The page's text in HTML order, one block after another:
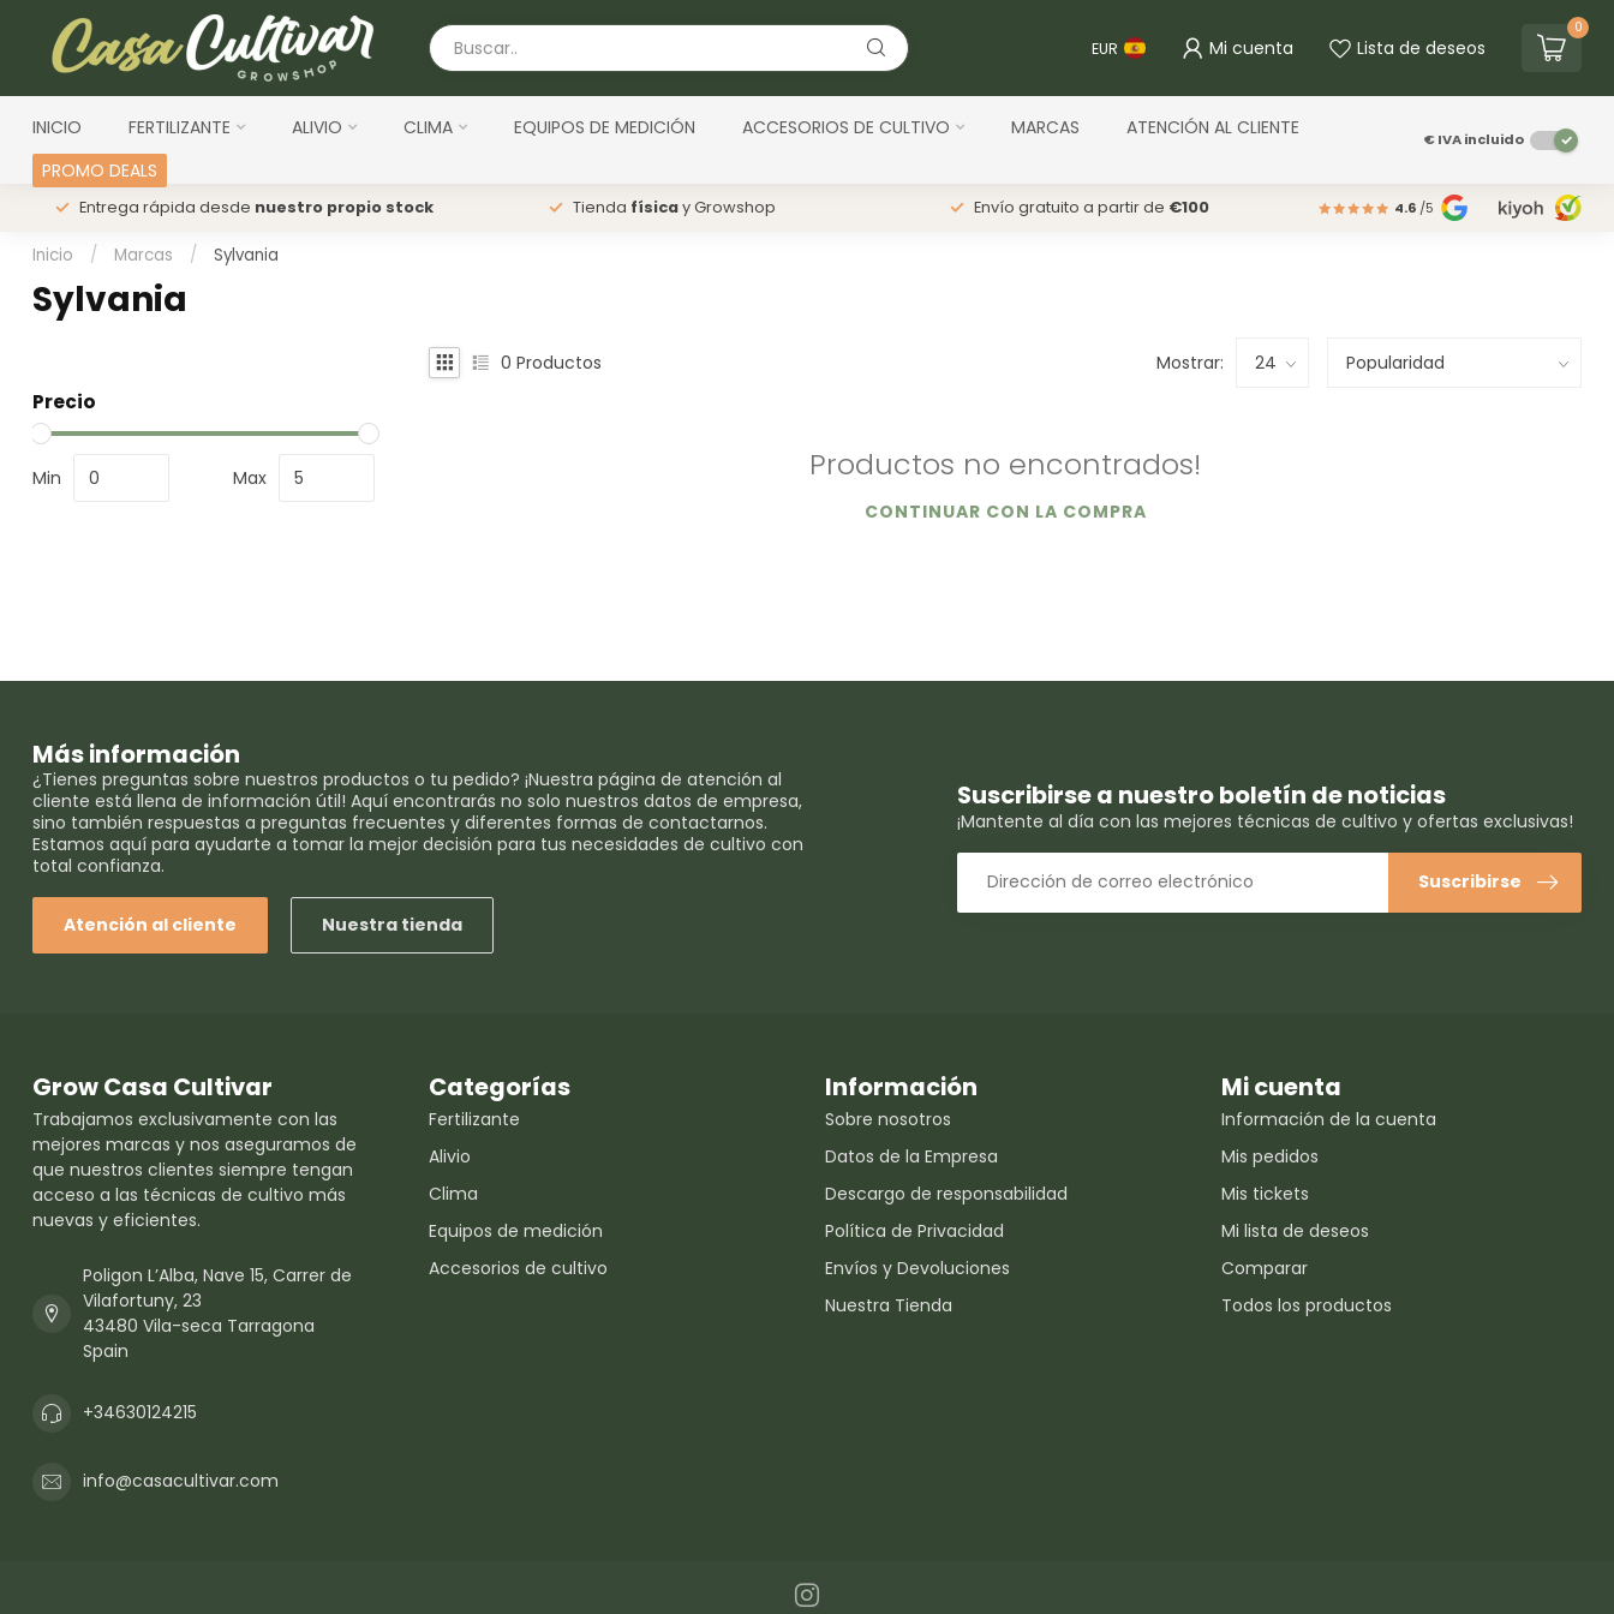
EUR Mi cuenta Lista de deseos
0
INICIO FERTILIZANTE ALIVIO CLIMA EQUIPOS DE MEDICIÓN ACCESORIOS DE CULTIVO MARCAS
ATENCIÓN AL CLIENTE
PROMO DEALS
€IVA incluido
Entrega rápida desde nuestro propio stock Tienda físicay Growshop Envío gratuito a partir de €100 4.6 /5
Inicio / Marcas / Sylvania
Sylvania
Precio
Min Max
0 Productos Mostrar:
Productos no encontrados!
CONTINUAR CON LA COMPRA
Más información
¿Tienes preguntas sobre nuestros productos o tu pedido? ¡Nuestra página de atención al
cliente está llena de información útil! Aquí encontrarás no solo nuestros datos de empresa,
sino también respuestas a preguntas frecuentes y diferentes formas de contactarnos.
Estamos aquí para ayudarte a tomar la mejor decisión para tus necesidades de cultivo con
total confianza.
Atención al cliente Nuestra tienda
Suscribirse a nuestro boletín de noticias
¡Mantente al día con las mejores técnicas de cultivo y ofertas exclusivas!
Suscribirse
Grow Casa Cultivar
Trabajamos exclusivamente con las
mejores marcas y nos aseguramos de
que nuestros clientes siempre tengan
acceso a las técnicas de cultivo más
nuevas y eficientes.
Poligon L’Alba, Nave 15, Carrer de
Vilafortuny, 23
43480 Vila-seca Tarragona
Spain
+34630124215
info@casacultivar.com
Categorías
Fertilizante
Alivio
Clima
Equipos de medición
Accesorios de cultivo
Información
Sobre nosotros
Datos de la Empresa
Descargo de responsabilidad
Política de Privacidad
Envíos y Devoluciones
Nuestra Tienda
Mi cuenta
Información de la cuenta
Mis pedidos
Mis tickets
Mi lista de deseos
Comparar
Todos los productos